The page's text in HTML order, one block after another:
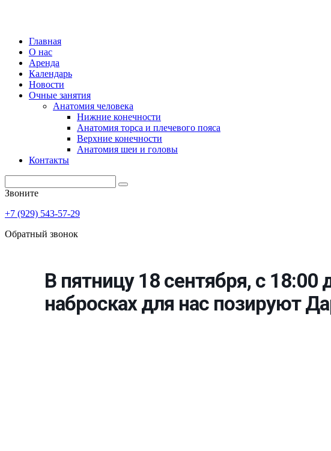
Главная
О нас
Аренда
Календарь
Новости
Очные занятия
Анатомия человека
Нижние конечности
Анатомия торса и плечевого пояса
Верхние конечности
Анатомия шеи и головы
Контакты
Звоните
+7 (929) 543-57-29
Обратный звонок
В пятницу 18 сентября, с 18:00
набросках для нас позируют